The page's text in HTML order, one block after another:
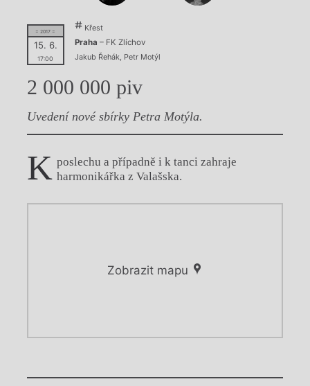
Rozhovory
Dokument
Výroční ceny
= 2017 =
15. 6.
17:00
Křest
Praha – FK Zlíchov
Jakub Řehák, Petr Motýl
2 000 000 piv
Uvedení nové sbírky Petra Motýla.
K poslechu a případně i k tanci zahraje
harmonikářka z Valašska.
Zobrazit mapu
Chviličku.